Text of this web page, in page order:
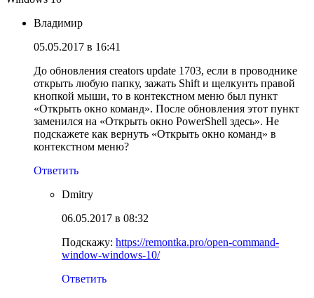
Владимир
05.05.2017 в 16:41
До обновления creators update 1703, если в проводнике
открыть любую папку, зажать Shift и щелкунть правой
кнопкой мыши, то в контекстном меню был пункт
«Открыть окно команд». После обновления этот пункт
заменился на «Открыть окно PowerShell здесь». Не
подскажете как вернуть «Открыть окно команд» в
контекстном меню?
Ответить
Dmitry
06.05.2017 в 08:32
Подскажу: https://remontka.pro/open-command-
window-windows-10/
Ответить